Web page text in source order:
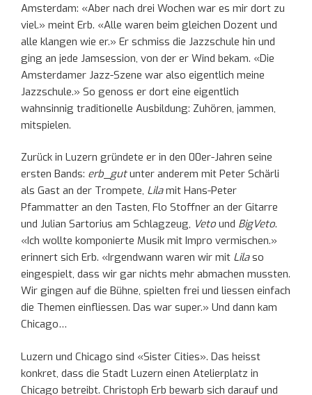
Amsterdam: «Aber nach drei Wochen war es mir dort zu
viel.» meint Erb. «Alle waren beim gleichen Dozent und
alle klangen wie er.» Er schmiss die Jazzschule hin und
ging an jede Jamsession, von der er Wind bekam. «Die
Amsterdamer Jazz-Szene war also eigentlich meine
Jazzschule.» So genoss er dort eine eigentlich
wahnsinnig traditionelle Ausbildung: Zuhören, jammen,
mitspielen.
Zurück in Luzern gründete er in den 00er-Jahren seine
ersten Bands: erb gutunter anderem mit Peter Schärli
als Gast an der Trompete, Lilamit Hans-Peter
Pfammatter an den Tasten, Flo Stoffner an der Gitarre
und Julian Sartorius am Schlagzeug, Veto und BigVeto.
«Ich wollte komponierte Musik mit Impro vermischen.»
erinnert sich Erb. «Irgendwann waren wir mit Lilaso
eingespielt, dass wir gar nichts mehr abmachen mussten.
Wir gingen auf die Bühne, spielten frei und liessen einfach
die Themen einfliessen. Das war super.» Und dann kam
Chicago…
Luzern und Chicago sind «Sister Cities». Das heisst
konkret, dass die Stadt Luzern einen Atelierplatz in
Chicago betreibt. Christoph Erb bewarb sich darauf und